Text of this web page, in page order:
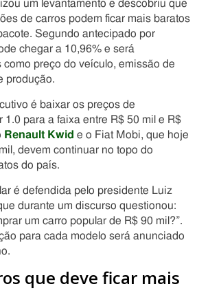
um levantamento e descobriu que
de carros podem ficar mais baratos
Segundo antecipado por
chegar a 10,96% e será
como preço do veículo, emissão de
produção.
é baixar os preços de
1.0 para a faixa entre R$ 50 mil e R$
Renault Kwid e o Fiat Mobi, que hoje
devem continuar no topo do
do país.
é defendida pelo presidente Luiz
durante um discurso questionou:
um carro popular de R$ 90 mil?”.
para cada modelo será anunciado
que deve ficar mais